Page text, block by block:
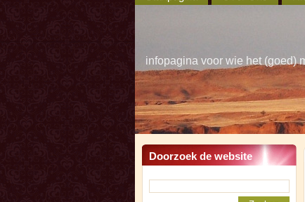
infopagina voor wie het (goed)
Doorzoek de website